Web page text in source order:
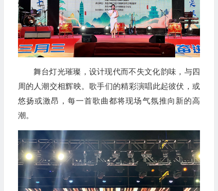
舞台灯光璀璨，设计现代而不失文化韵味，与四
周的人潮交相辉映。歌手们的精彩演唱此起彼伏，或
悠扬或激昂，每一首歌曲都将现场气氛推向新的高
潮。